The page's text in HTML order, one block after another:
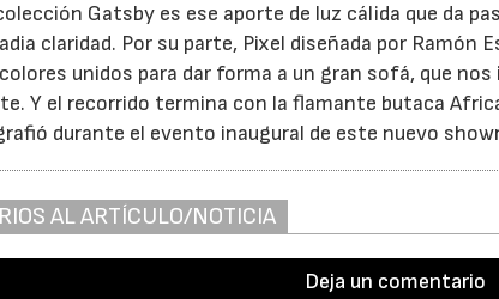
Gatsby es ese aporte de luz cálida que da
claridad. Por su parte, Pixel diseñada por Ramón
unidos para dar forma a un gran sofá, que
Y el recorrido termina con la flamante butaca
durante el evento inaugural de este nuevo
AL ARTÍCULO/NOTICIA
Deja un comentario